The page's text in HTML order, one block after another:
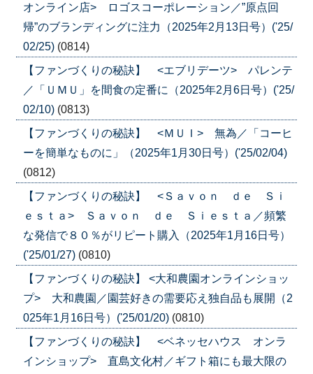
オンライン店> ロゴスコーポレーション／”原点回
帰”のブランディングに注力（2025年2月13日号）('25/
02/25) (0814)
【ファンづくりの秘訣】 <エブリデーツ> パレンテ
／「ＵＭＵ」を間食の定番に（2025年2月6日号）('25/
02/10) (0813)
【ファンづくりの秘訣】 <ＭＵＩ> 無為／「コーヒ
ーを簡単なものに」（2025年1月30日号）('25/02/04)
(0812)
【ファンづくりの秘訣】 <Ｓａｖｏｎ ｄｅ Ｓｉ
ｅｓｔａ> Ｓａｖｏｎ ｄｅ Ｓｉｅｓｔａ／頻繁
な発信で８０％がリピート購入（2025年1月16日号）
('25/01/27) (0810)
【ファンづくりの秘訣】 <大和農園オンラインショッ
プ> 大和農園／園芸好きの需要応え独自品も展開（2
025年1月16日号）('25/01/20) (0810)
【ファンづくりの秘訣】 <ベネッセハウス オンラ
インショップ> 直島文化村／ギフト箱にも最大限の